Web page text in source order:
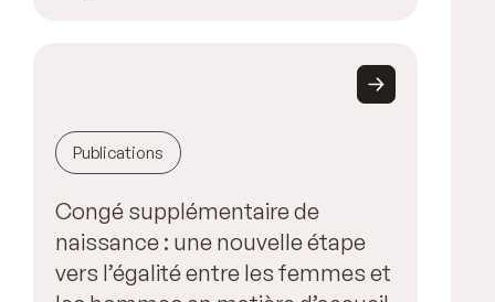
Publications
Congé supplémentaire de
naissance : une nouvelle étape
vers l’égalité entre les femmes et